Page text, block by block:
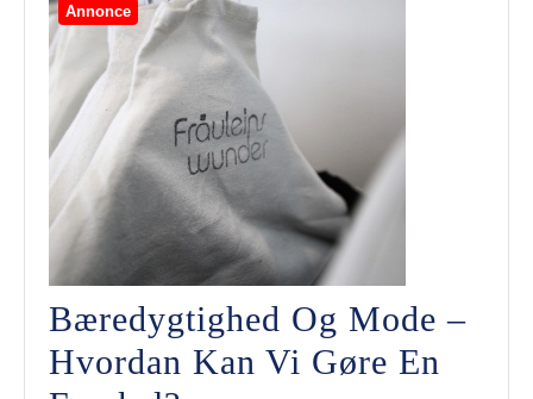
Annonce
Bæredygtighed Og Mode –
Hvordan Kan Vi Gøre En